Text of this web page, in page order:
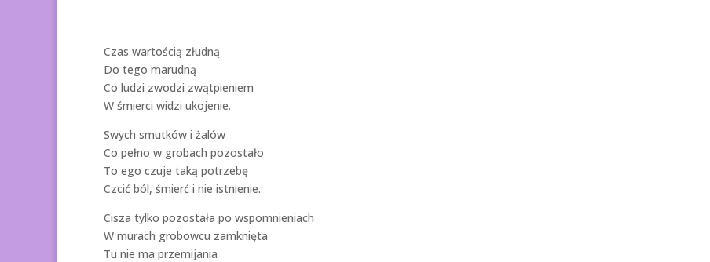
Czas wartością złudną
Do tego marudną
Co ludzi zwodzi zwątpieniem
W śmierci widzi ukojenie.
Swych smutków i żalów
Co pełno w grobach pozostało
To ego czuje taką potrzebę
Czcić ból, śmierć i nie istnienie.
Cisza tylko pozostała po wspomnieniach
W murach grobowcu zamknięta
Tu nie ma przemijania